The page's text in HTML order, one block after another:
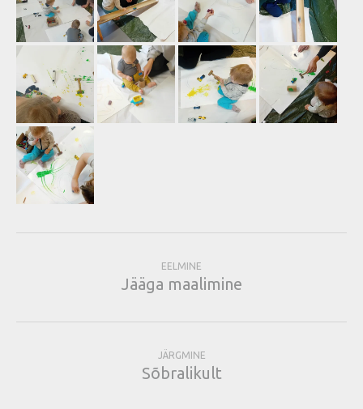
EELMINE
Jääga maalimine
JÄRGMINE
Sõbralikult